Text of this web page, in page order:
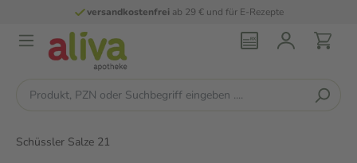
versandkostenfreiab 29 € und für E-Rezepte
Schüssler Salze 21